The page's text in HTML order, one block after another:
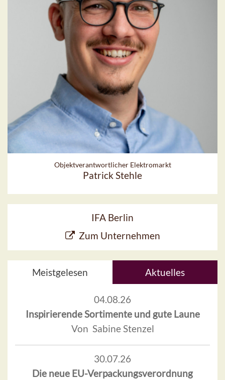
Objektverantwortlicher Elektromarkt
Patrick Stehle
IFA Berlin
Zum Unternehmen
Meistgelesen Aktuelles
04.08.26
Inspirierende Sortimente und gute Laune
Von Sabine Stenzel
30.07.26
Die neue EU-Verpackungsverordnung